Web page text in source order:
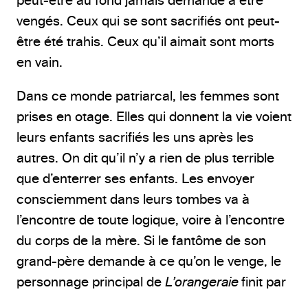
vengés. Ceux qui se sont sacrifiés ont peut-
être été trahis. Ceux qu’il aimait sont morts
en vain.
Dans ce monde patriarcal, les femmes sont
prises en otage. Elles qui donnent la vie voient
leurs enfants sacrifiés les uns après les
autres. On dit qu’il n’y a rien de plus terrible
que d’enterrer ses enfants. Les envoyer
consciemment dans leurs tombes va à
l’encontre de toute logique, voire à l’encontre
du corps de la mère. Si le fantôme de son
grand-père demande à ce qu’on le venge, le
personnage principal de L’orangeraiefinit par